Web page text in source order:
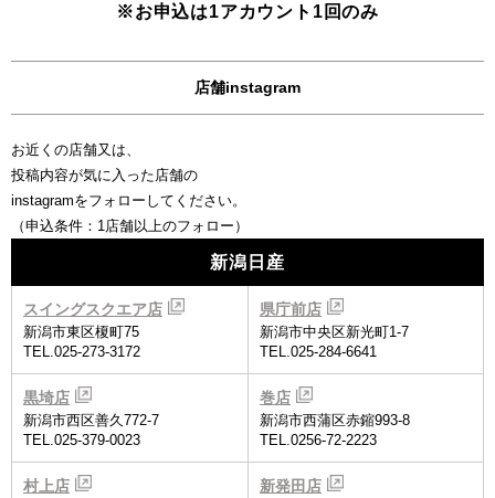
※お申込は1アカウント1回のみ
店舗instagram
お近くの店舗又は、
投稿内容が気に入った店舗の
instagramをフォローしてください。
（申込条件：1店舗以上のフォロー）
新潟日産
スイングスクエア店
新潟市東区榎町75
TEL.025-273-3172
県庁前店
新潟市中央区新光町1-7
TEL.025-284-6641
黒埼店
新潟市西区善久772-7
TEL.025-379-0023
巻店
新潟市西蒲区赤鏥993-8
TEL.0256-72-2223
村上店 新発田店